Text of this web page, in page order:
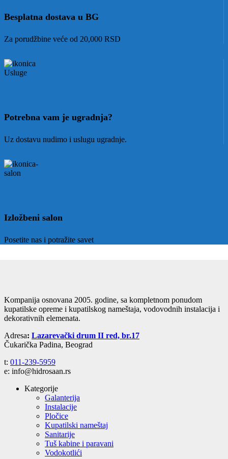
Besplatna dostava u BG
Za porudžbine veće od 20,000 RSD
Potrebna vam je ugradnja?
Uz dostavu nudimo i uslugu ugradnje.
Izložbeni salon
Posetite nas i potražite savet
Kompanija osnovana 2005. godine, sa kompletnom ponudom
kupatilske opreme i kupatilskog nameštaja, vodovodnih instalacija i
dekorativnih elemenata.
Adresa: Lazarevački drum II red, br.17
Čukarička Padina, Beograd
t: 011-239-5959
e: info@hidrosaan.rs
Kategorije
Galanterija
Instalacije
Pločice
Kupatilski nameštaj
Sanitarije
Tuš kabine i paravani
Vodokotlići